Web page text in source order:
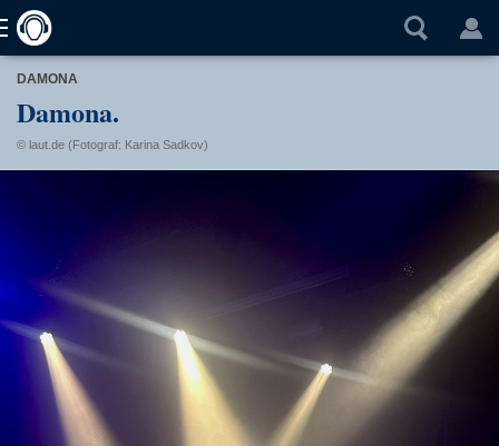
DAMONA
Damona.
© laut.de (Fotograf: Karina Sadkov)